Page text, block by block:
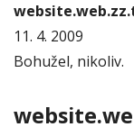
11. 4. 2009
Bohužel, nikoliv.